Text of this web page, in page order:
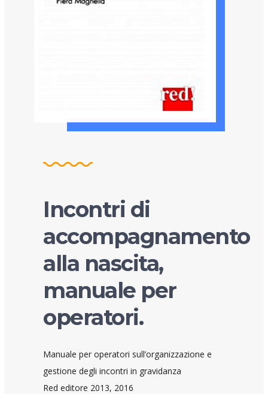
Incontri di
accompagnamento
alla nascita,
manuale per
operatori.
Manuale per operatori sull’organizzazione e
gestione degli incontri in gravidanza
Red editore 2013, 2016